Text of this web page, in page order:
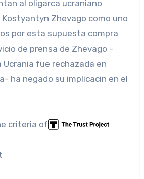
al oligarca ucraniano
Kostyantyn Zhevago como uno
por esta supuesta compra
de prensa de Zhevago -
fue rechazada en
ha negado su implicacin en el
criteria of